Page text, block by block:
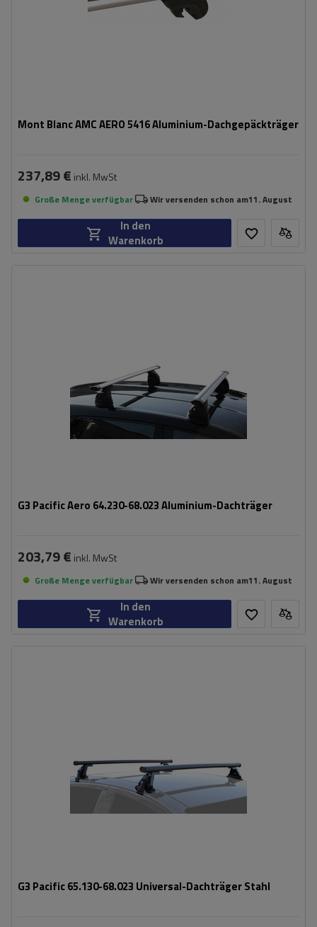
Mont Blanc AMC AERO 5416 Aluminium-Dachgepäckträger
237,89 € inkl. MwSt
Große Menge verfügbar Wir versenden schon am11. August
In den
Warenkorb
G3 Pacific Aero 64.230-68.023 Aluminium-Dachträger
203,79 € inkl. MwSt
Große Menge verfügbar Wir versenden schon am11. August
In den
Warenkorb
G3 Pacific 65.130-68.023 Universal-Dachträger Stahl